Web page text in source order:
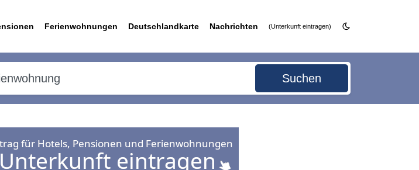
Ferienwohnungen Deutschlandkarte Nachrichten (Unterkunft eintragen)
Suchen